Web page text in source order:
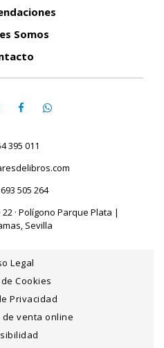
Somos
395 011
505 264
· Polígono Parque Plata |
Sevilla
Legal
Cookies
Privacidad
de venta online